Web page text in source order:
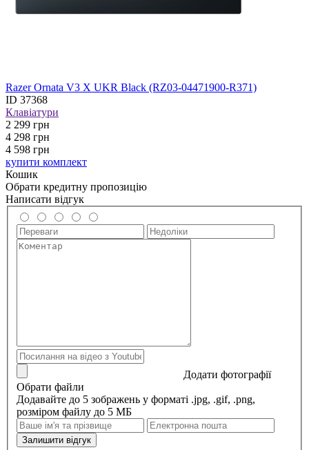
Razer Ornata V3 X UKR Black (RZ03-04471900-R371)
ID 37368
Клавіатури
2 299 грн
4 298 грн
4 598 грн
купити комплект
Кошик
Обрати кредитну пропозицію
Написати відгук
Додати фотографії
Обрати файли
Додавайте до 5 зображень у форматі .jpg, .gif, .png,
розміром файлу до 5 МБ
Залишити відгук